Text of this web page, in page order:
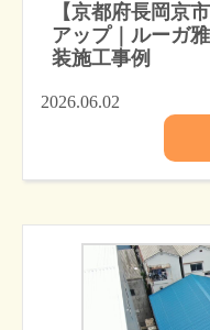
【京都府長岡京
アップ｜ルーガ
装施工事例
2026.06.02